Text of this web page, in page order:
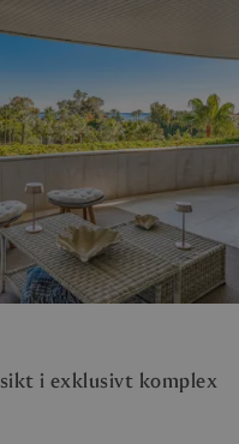
i exklusivt komplex